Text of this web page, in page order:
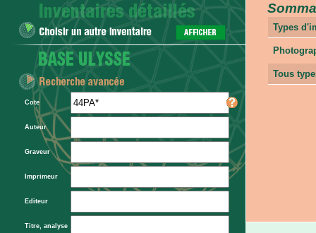
Cote
Auteur
Graveur
Imprimeur
Editeur
Titre, analyse
Types
Tous